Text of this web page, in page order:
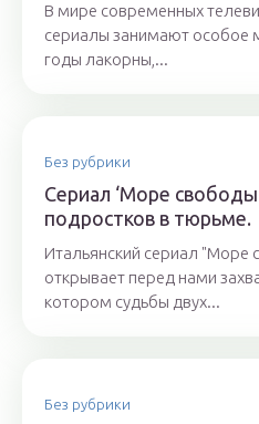
В мире современных
сериалы занимают особое
годы лакорны,...
Без рубрики
Сериал ‘Море
подростков в тюрьме.
Итальянский сериал "Море
открывает перед нами
котором судьбы двух...
Без рубрики